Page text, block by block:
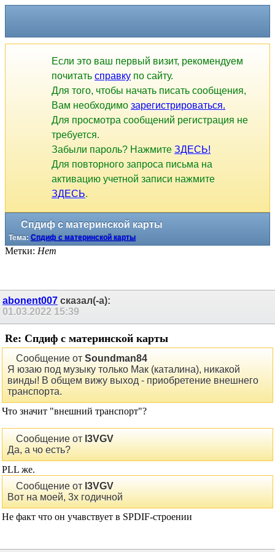
Если это ваш первый визит, рекомендуем
почитать справку по сайту.
Для того, чтобы начать писать сообщения,
Вам необходимо зарегистрироваться.
Для просмотра сообщений регистрация не
требуется.
Забыли пароль? Нажмите ЗДЕСЬ!
Для повторного запроса письма на
активацию учетной записи нажмите
ЗДЕСЬ.
Спдиф с материнской карты
Тема: Спдиф с материнской карты
Метки: Нет
abonent007сказал(-а):
01.03.2022
Re: Спдиф с материнской карты
Сообщение отSoundman84
Я юзаю под музыку только Мак (каталина), никакой
винды! В общем вижу выход - приобретение внешнего
транспорта.
Что значит "внешний транспорт"?
Сообщение от
Да, а чо есть?
PLL же.
Сообщение отl3VGV
Вот на моей, 3х годичной